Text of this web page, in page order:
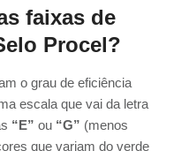
faixas de
Procel?
o grau de eficiência
escala que vai da letra
“E” ou “G” (menos
que variam do verde